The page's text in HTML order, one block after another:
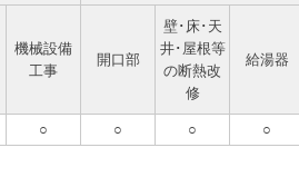
機械設備
工事
開口部
壁･床･天
井･屋根等
の断熱改
修
給湯器
○ ○ ○ ○